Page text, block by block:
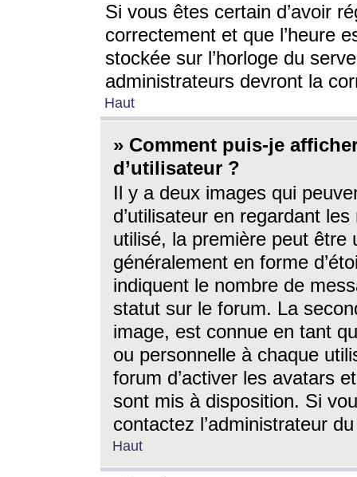
Si vous êtes certain d’avoir
correctement et que l’heure
stockée sur l’horloge du
administrateurs devront la
Haut
» Comment puis-je
d’utilisateur ?
Il y a deux images qui
d’utilisateur en regardant
utilisé, la première peut être
généralement en forme
indiquent le nombre de
statut sur le forum. La
image, est connue en tant
ou personnelle à chaque
forum d’activer les avatars
sont mis à disposition. Si
contactez l’administrateur
Haut